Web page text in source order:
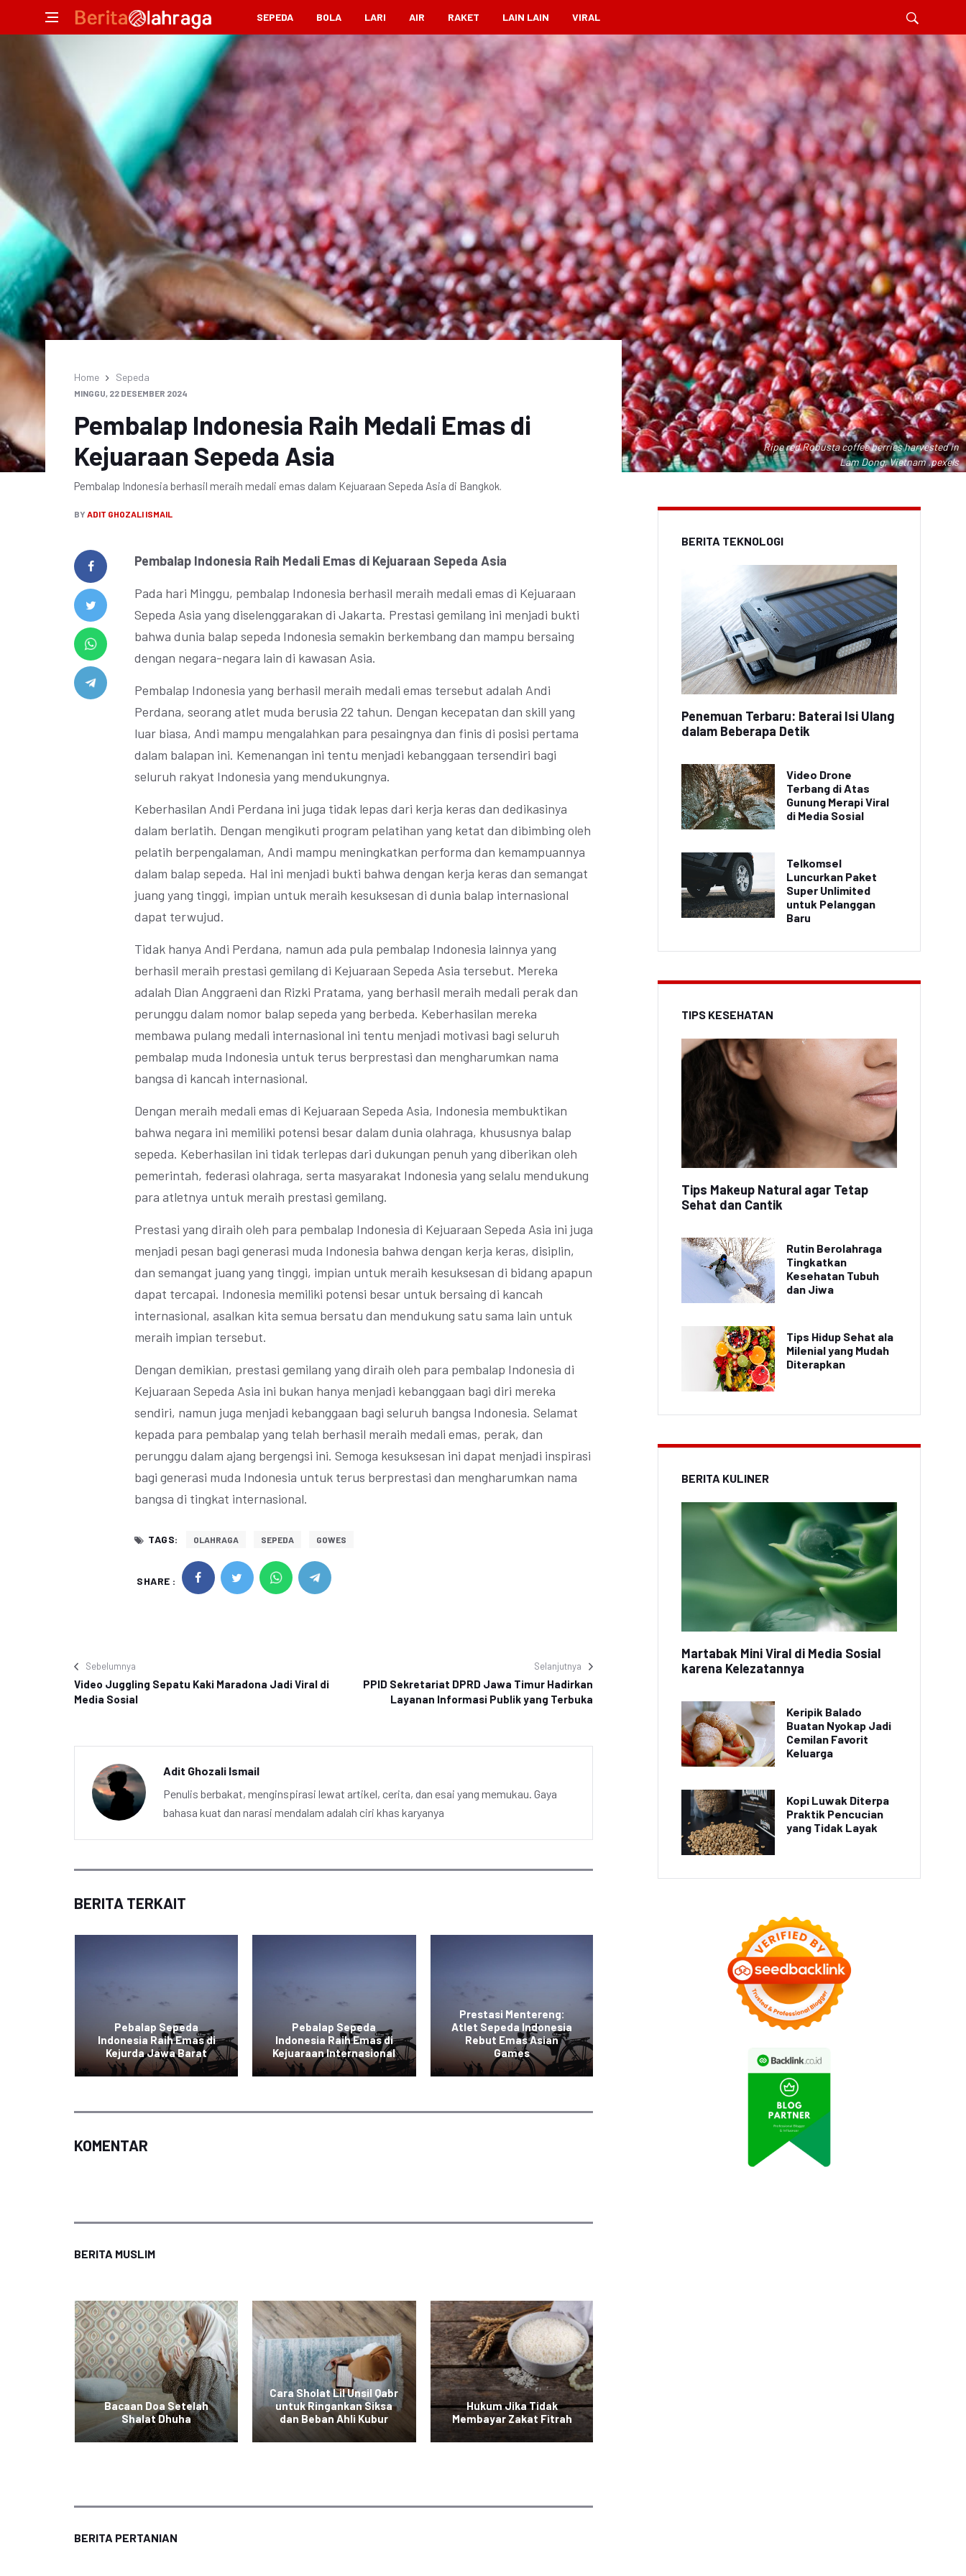
SEPEDA BOLA LARI AIR RAKET LAIN LAIN VIRAL
Ripe red Robusta coffee berries harvested in
Lam Dong, Vietnam .pexels
Home Sepeda
MINGGU, 22 DESEMBER 2024
Pembalap Indonesia Raih Medali Emas di
Kejuaraan Sepeda Asia
Pembalap Indonesia berhasil meraih medali emas dalam Kejuaraan Sepeda Asia di Bangkok.
BY ADIT GHOZALI ISMAIL
Pembalap Indonesia Raih Medali Emas di Kejuaraan Sepeda Asia
Pada hari Minggu, pembalap Indonesia berhasil meraih medali emas di Kejuaraan
Sepeda Asia yang diselenggarakan di Jakarta. Prestasi gemilang ini menjadi bukti
bahwa dunia balap sepeda Indonesia semakin berkembang dan mampu bersaing
dengan negara-negara lain di kawasan Asia.
Pembalap Indonesia yang berhasil meraih medali emas tersebut adalah Andi
Perdana, seorang atlet muda berusia 22 tahun. Dengan kecepatan dan skill yang
luar biasa, Andi mampu mengalahkan para pesaingnya dan finis di posisi pertama
dalam balapan ini. Kemenangan ini tentu menjadi kebanggaan tersendiri bagi
seluruh rakyat Indonesia yang mendukungnya.
Keberhasilan Andi Perdana ini juga tidak lepas dari kerja keras dan dedikasinya
dalam berlatih. Dengan mengikuti program pelatihan yang ketat dan dibimbing oleh
pelatih berpengalaman, Andi mampu meningkatkan performa dan kemampuannya
dalam balap sepeda. Hal ini menjadi bukti bahwa dengan kerja keras dan semangat
juang yang tinggi, impian untuk meraih kesuksesan di dunia balap internasional
dapat terwujud.
Tidak hanya Andi Perdana, namun ada pula pembalap Indonesia lainnya yang
berhasil meraih prestasi gemilang di Kejuaraan Sepeda Asia tersebut. Mereka
adalah Dian Anggraeni dan Rizki Pratama, yang berhasil meraih medali perak dan
perunggu dalam nomor balap sepeda yang berbeda. Keberhasilan mereka
membawa pulang medali internasional ini tentu menjadi motivasi bagi seluruh
pembalap muda Indonesia untuk terus berprestasi dan mengharumkan nama
bangsa di kancah internasional.
Dengan meraih medali emas di Kejuaraan Sepeda Asia, Indonesia membuktikan
bahwa negara ini memiliki potensi besar dalam dunia olahraga, khususnya balap
sepeda. Keberhasilan ini tidak terlepas dari dukungan penuh yang diberikan oleh
pemerintah, federasi olahraga, serta masyarakat Indonesia yang selalu mendukung
para atletnya untuk meraih prestasi gemilang.
Prestasi yang diraih oleh para pembalap Indonesia di Kejuaraan Sepeda Asia ini juga
menjadi pesan bagi generasi muda Indonesia bahwa dengan kerja keras, disiplin,
dan semangat juang yang tinggi, impian untuk meraih kesuksesan di bidang apapun
dapat tercapai. Indonesia memiliki potensi besar untuk bersaing di kancah
internasional, asalkan kita semua bersatu dan mendukung satu sama lain untuk
meraih impian tersebut.
Dengan demikian, prestasi gemilang yang diraih oleh para pembalap Indonesia di
Kejuaraan Sepeda Asia ini bukan hanya menjadi kebanggaan bagi diri mereka
sendiri, namun juga menjadi kebanggaan bagi seluruh bangsa Indonesia. Selamat
kepada para pembalap yang telah berhasil meraih medali emas, perak, dan
perunggu dalam ajang bergengsi ini. Semoga kesuksesan ini dapat menjadi inspirasi
bagi generasi muda Indonesia untuk terus berprestasi dan mengharumkan nama
bangsa di tingkat internasional.
TAGS: OLAHRAGA SEPEDA GOWES
SHARE :
Sebelumnya
Video Juggling Sepatu Kaki Maradona Jadi Viral di
Media Sosial
Selanjutnya
PPID Sekretariat DPRD Jawa Timur Hadirkan
Layanan Informasi Publik yang Terbuka
Adit Ghozali Ismail
Penulis berbakat, menginspirasi lewat artikel, cerita, dan esai yang memukau. Gaya
bahasa kuat dan narasi mendalam adalah ciri khas karyanya
BERITA TERKAIT
Pebalap Sepeda
Indonesia Raih Emas di
Kejurda Jawa Barat
Pebalap Sepeda
Indonesia Raih Emas di
Kejuaraan Internasional
Prestasi Mentereng:
Atlet Sepeda Indonesia
Rebut Emas Asian
Games
KOMENTAR
BERITA MUSLIM
Bacaan Doa Setelah
Shalat Dhuha
Cara Sholat Lil Unsil Qabr
untuk Ringankan Siksa
dan Beban Ahli Kubur
Hukum Jika Tidak
Membayar Zakat Fitrah
BERITA PERTANIAN
BERITA TEKNOLOGI
Penemuan Terbaru: Baterai Isi Ulang
dalam Beberapa Detik
Video Drone
Terbang di Atas
Gunung Merapi Viral
di Media Sosial
Telkomsel
Luncurkan Paket
Super Unlimited
untuk Pelanggan
Baru
TIPS KESEHATAN
Tips Makeup Natural agar Tetap
Sehat dan Cantik
Rutin Berolahraga
Tingkatkan
Kesehatan Tubuh
dan Jiwa
Tips Hidup Sehat ala
Milenial yang Mudah
Diterapkan
BERITA KULINER
Martabak Mini Viral di Media Sosial
karena Kelezatannya
Keripik Balado
Buatan Nyokap Jadi
Cemilan Favorit
Keluarga
Kopi Luwak Diterpa
Praktik Pencucian
yang Tidak Layak